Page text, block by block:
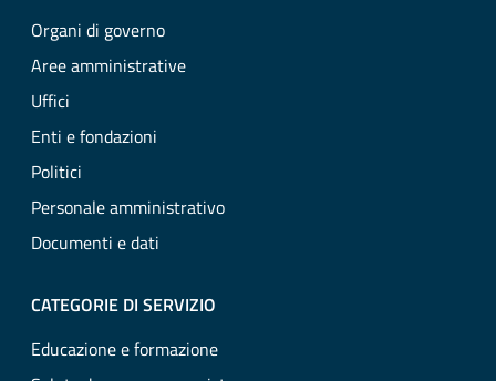
Organi di governo
Aree amministrative
Uffici
Enti e fondazioni
Politici
Personale amministrativo
Documenti e dati
CATEGORIE DI SERVIZIO
Educazione e formazione